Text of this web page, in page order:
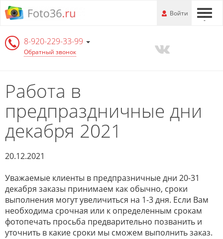
Перейти
к
информации
---
Войти
8-920-229-33-99
Обратный звонок
Работа в
предпраздничные дни
декабря 2021
20.12.2021
Уважаемые клиенты в предпразничные дни 20-31
декабря заказы принимаем как обычно, сроки
выполнения могут увеличиться на 1-3 дня. Если Вам
необходима срочная или к определенным срокам
фотопечать просьба предварительно позванить и
уточнить в какие сроки мы сможем выполнить заказ.